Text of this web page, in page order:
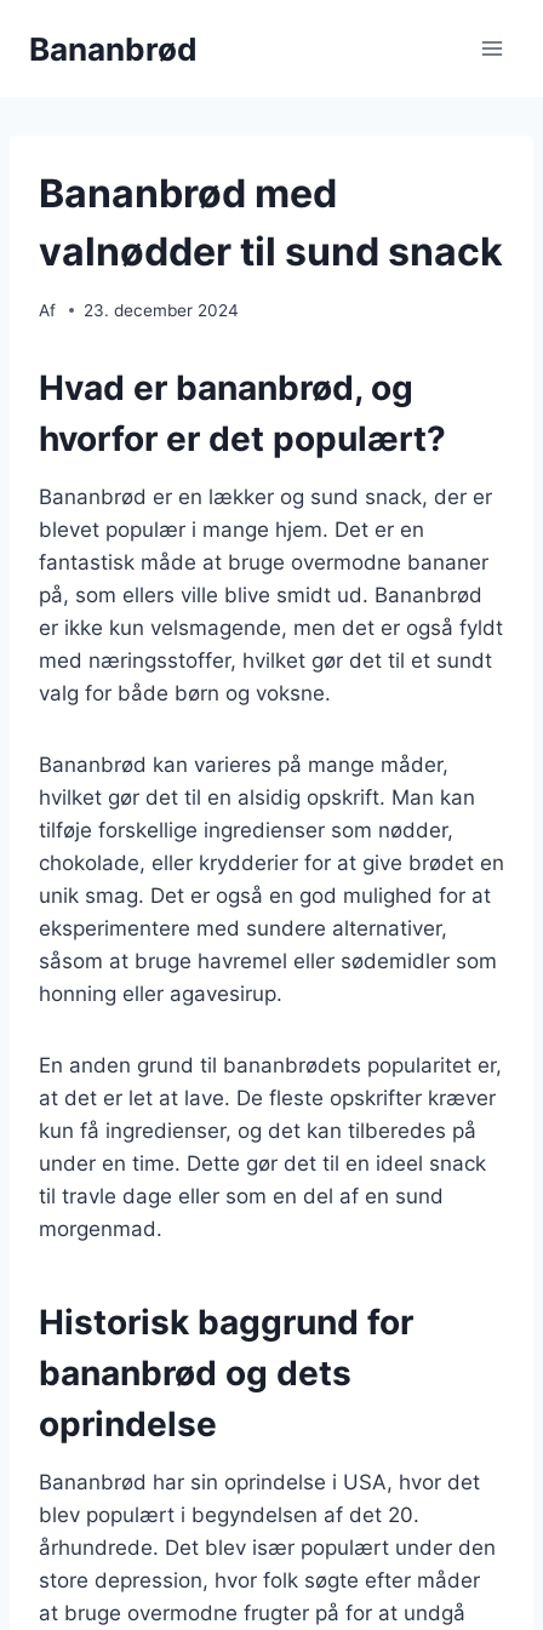
Bananbrød
Bananbrød med
valnødder til sund snack
Af 23. december 2024
Hvad er bananbrød, og
hvorfor er det populært?
Bananbrød er en lækker og sund snack, der er
blevet populær i mange hjem. Det er en
fantastisk måde at bruge overmodne bananer
på, som ellers ville blive smidt ud. Bananbrød
er ikke kun velsmagende, men det er også fyldt
med næringsstoffer, hvilket gør det til et sundt
valg for både børn og voksne.
Bananbrød kan varieres på mange måder,
hvilket gør det til en alsidig opskrift. Man kan
tilføje forskellige ingredienser som nødder,
chokolade, eller krydderier for at give brødet en
unik smag. Det er også en god mulighed for at
eksperimentere med sundere alternativer,
såsom at bruge havremel eller sødemidler som
honning eller agavesirup.
En anden grund til bananbrødets popularitet er,
at det er let at lave. De fleste opskrifter kræver
kun få ingredienser, og det kan tilberedes på
under en time. Dette gør det til en ideel snack
til travle dage eller som en del af en sund
morgenmad.
Historisk baggrund for
bananbrød og dets
oprindelse
Bananbrød har sin oprindelse i USA, hvor det
blev populært i begyndelsen af det 20.
århundrede. Det blev især populært under den
store depression, hvor folk søgte efter måder
at bruge overmodne frugter på for at undgå